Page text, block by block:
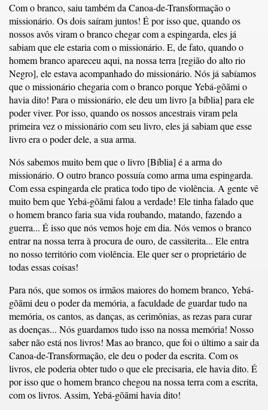
Com o branco, saiu também da Canoa-de-Transformação o
missionário. Os dois saíram juntos! É por isso que, quando os
nossos avôs viram o branco chegar com a espingarda, eles já
sabiam que ele estaria com o missionário. E, de fato, quando o
homem branco apareceu aqui, na nossa terra [região do alto rio
Negro], ele estava acompanhado do missionário. Nós já sabíamos
que o missionário chegaria com o branco porque Yebá-gõãmi o
havia dito! Para o missionário, ele deu um livro [a bíblia] para ele
poder viver. Por isso, quando os nossos ancestrais viram pela
primeira vez o missionário com seu livro, eles já sabiam que esse
livro era o poder dele, a sua arma.
Nós sabemos muito bem que o livro [Bíblia] é a arma do
missionário. O outro branco possuía como arma uma espingarda.
Com essa espingarda ele pratica todo tipo de violência. A gente vê
muito bem que Yebá-gõãmi falou a verdade! Ele tinha falado que
o homem branco faria sua vida roubando, matando, fazendo a
guerra... É isso que nós vemos hoje em dia. Nós vemos o branco
entrar na nossa terra à procura de ouro, de cassiterita... Ele entra
no nosso território com violência. Ele quer ser o proprietário de
todas essas coisas!
Para nós, que somos os irmãos maiores do homem branco, Yebá-
gõãmi deu o poder da memória, a faculdade de guardar tudo na
memória, os cantos, as danças, as cerimônias, as rezas para curar
as doenças... Nós guardamos tudo isso na nossa memória! Nosso
saber não está nos livros! Mas ao branco, que foi o último a sair da
Canoa-de-Transformação, ele deu o poder da escrita. Com os
livros, ele poderia obter tudo o que ele precisaria, ele havia dito. É
por isso que o homem branco chegou na nossa terra com a escrita,
com os livros. Assim, Yebá-gõãmi havia dito!